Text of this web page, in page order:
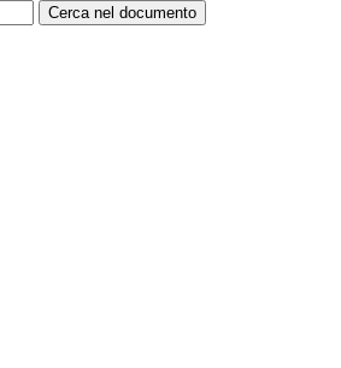
Cerca nel documento